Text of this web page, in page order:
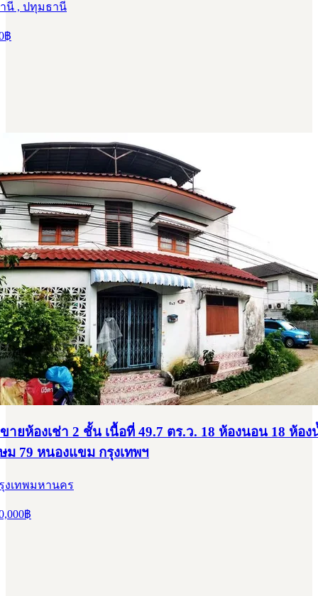
นี , ปทุมธานี
฿
ายห้องเช่า 2 ชั้น เนื้อที่ 49.7 ตร.ว. 18 ห้องนอน 18 ห้อง
ม 79 หนองแขม กรุงเทพฯ
งเทพมหานคร
฿